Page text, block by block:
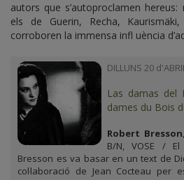
autors que s’autoproclamen
els de Guerin, Recha,
corroboren la immensa infl uència
DILLUNS 20
Las damas del
dames du Bois
Robert Bresson
B/N, VOSE /
Bresson es va basar en un text de
col·laboració de Jean Cocteau per